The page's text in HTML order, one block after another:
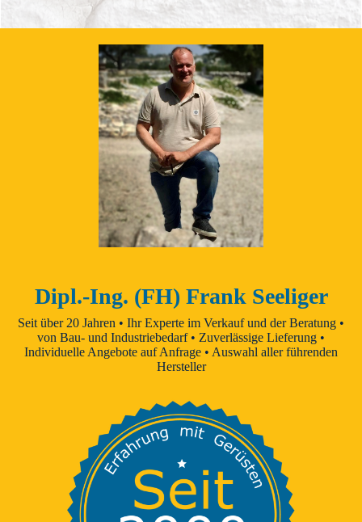
Dipl.-Ing. (FH) Frank Seeliger
Seit über 20 Jahren • Ihr Experte im Verkauf und der Beratung •
von Bau- und Industriebedarf • Zuverlässige Lieferung •
Individuelle Angebote auf Anfrage • Auswahl aller führenden
Hersteller